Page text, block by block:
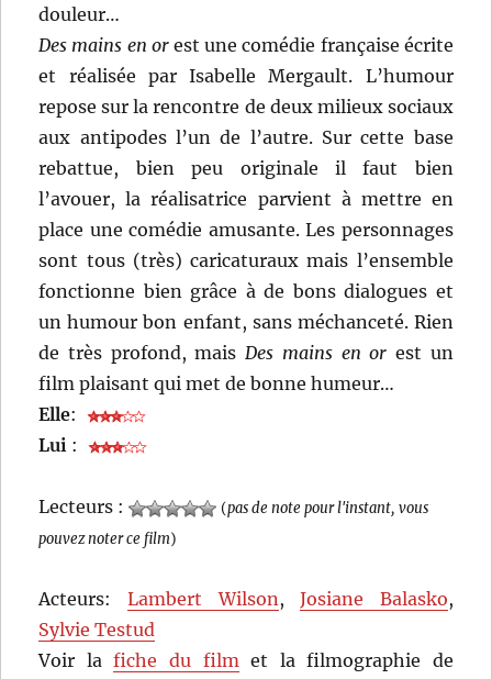
douleur…
Des mains en orest une comédie française écrite
et réalisée par Isabelle Mergault. L’humour
repose sur la rencontre de deux milieux sociaux
aux antipodes l’un de l’autre. Sur cette base
rebattue, bien peu originale il faut bien
l’avouer, la réalisatrice parvient à mettre en
place une comédie amusante. Les personnages
sont tous (très) caricaturaux mais l’ensemble
fonctionne bien grâce à de bons dialogues et
un humour bon enfant, sans méchanceté. Rien
de très profond, maisDes mains en or est un
film plaisant qui met de bonne humeur…
Elle:
Lui :
Lecteurs : (pas de note pour l'instant, vous
pouvez noter ce film)
Acteurs: Lambert Wilson,Josiane Balasko,
Sylvie Testud
Voir lafiche du filmet la filmographie de